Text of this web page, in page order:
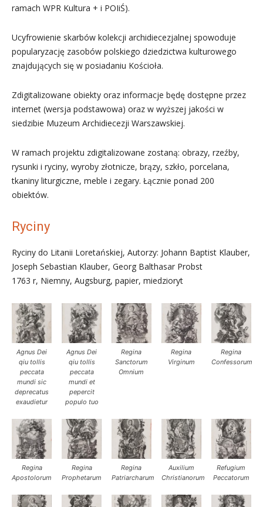
ramach WPR Kultura + i POIiŚ).
Ucyfrowienie skarbów kolekcji archidiecezjalnej spowoduje
popularyzację zasobów polskiego dziedzictwa kulturowego
znajdujących się w posiadaniu Kościoła.
Zdigitalizowane obiekty oraz informacje będę dostępne przez
internet (wersja podstawowa) oraz w wyższej jakości w
siedzibie Muzeum Archidiecezji Warszawskiej.
W ramach projektu zdigitalizowane zostaną: obrazy, rzeźby,
rysunki i ryciny, wyroby złotnicze, brązy, szkło, porcelana,
tkaniny liturgiczne, meble i zegary. Łącznie ponad 200
obiektów.
Ryciny
Ryciny do Litanii Loretańskiej, Autorzy: Johann Baptist Klauber,
Joseph Sebastian Klauber, Georg Balthasar Probst
1763 r, Niemny, Augsburg, papier, miedzioryt
Agnus Dei
qiu tollis
peccata
mundi sic
deprecatus
exaudietur
Agnus Dei
qiu tollis
peccata
mundi et
pepercit
populo tuo
Regina
Sanctorum
Omnium
Regina
Virginum
Regina
Confessorum
Regina
Apostolorum
Regina
Prophetarum
Regina
Patriarcharum
Auxilium
Christianorum
Refugium
Peccatorum